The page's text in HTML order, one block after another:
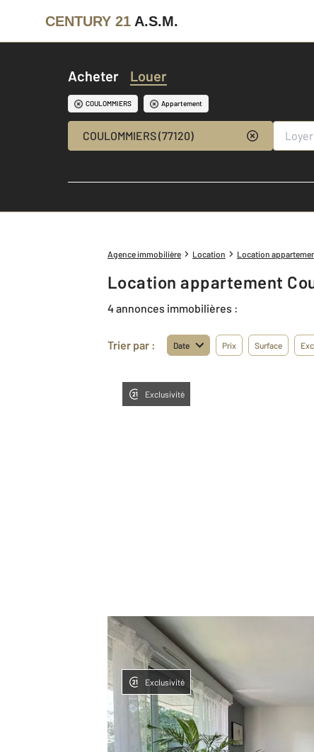
CENTURY 21 A.S.M.
Acheter Louer
COULOMMIERS Appartement
COULOMMIERS (77120)
Agence immobilière Location Location
Location appartement
4 annonces immobilières :
Trier par : Date Prix Surface
Exclusivité
Exclusivité